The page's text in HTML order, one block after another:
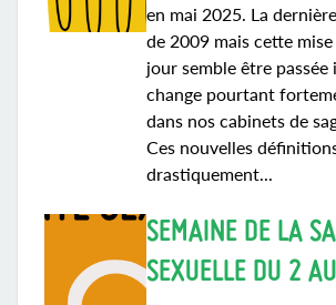
en mai 2025. La
de 2009 mais cette mise
jour semble être passée
change pourtant
dans nos cabinets de
Ces nouvelles
drastiquement...
SEMAINE DE LA
SEXUELLE DU 2